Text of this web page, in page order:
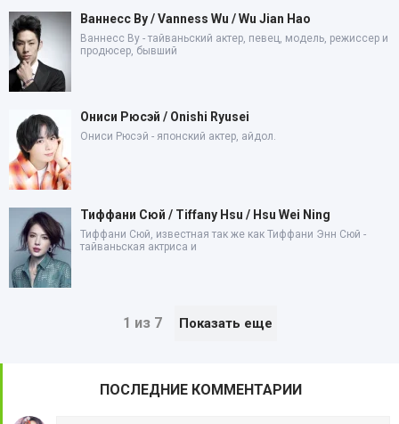
Ваннесс Ву / Vanness Wu / Wu Jian Hao
Ваннесс Ву - тайваньский актер, певец, модель, режиссер и
продюсер, бывший
Ониси Рюсэй / Onishi Ryusei
Ониси Рюсэй - японский актер, айдол.
Тиффани Сюй / Tiffany Hsu / Hsu Wei Ning
Тиффани Сюй, известная так же как Тиффани Энн Сюй -
тайваньская актриса и
1 из 7 Показать еще
ПОСЛЕДНИЕ КОММЕНТАРИИ